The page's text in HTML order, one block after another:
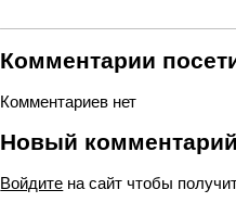
Комментарии
Комментариев нет
Новый
Войдите на сайт чтобы